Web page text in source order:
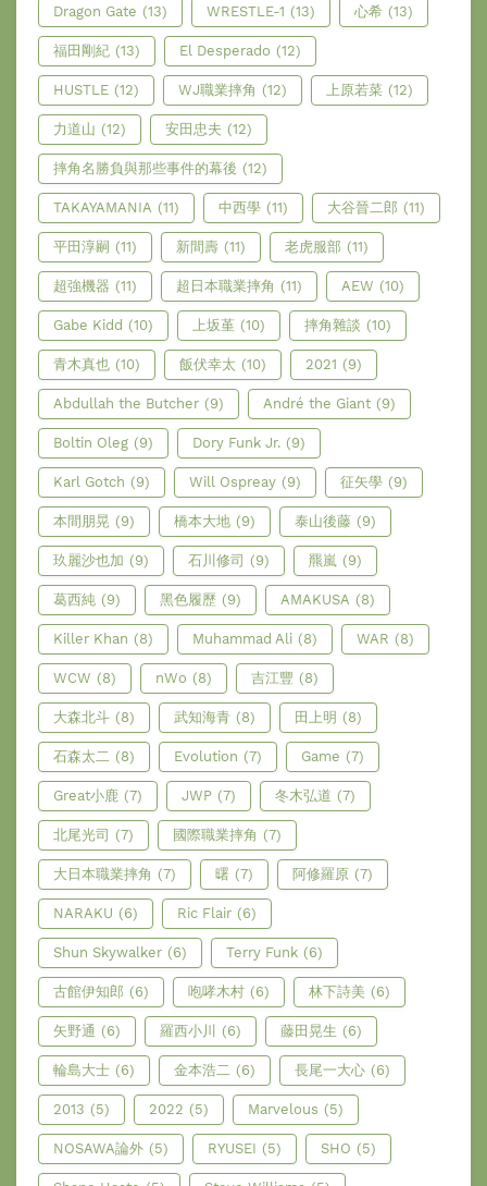
Dragon Gate (13) WRESTLE-1 (13) 心希 (13)
福田剛紀 (13) El Desperado (12)
HUSTLE (12) WJ職業摔角 (12) 上原若菜 (12)
力道山 (12) 安田忠夫 (12)
摔角名勝負與那些事件的幕後 (12)
TAKAYAMANIA (11) 中西學 (11) 大谷晉二郎 (11)
平田淳嗣 (11) 新間壽 (11) 老虎服部 (11)
超強機器 (11) 超日本職業摔角 (11) AEW (10)
Gabe Kidd (10) 上坂堇 (10) 摔角雜談 (10)
青木真也 (10) 飯伏幸太 (10) 2021 (9)
Abdullah the Butcher (9) André the Giant (9)
Boltin Oleg (9) Dory Funk Jr. (9)
Karl Gotch (9) Will Ospreay (9) 征矢學 (9)
本間朋晃 (9) 橋本大地 (9) 泰山後藤 (9)
玖麗沙也加 (9) 石川修司 (9) 羆嵐 (9)
葛西純 (9) 黑色履歷 (9) AMAKUSA (8)
Killer Khan (8) Muhammad Ali (8) WAR (8)
WCW (8) nWo (8) 吉江豐 (8)
大森北斗 (8) 武知海青 (8) 田上明 (8)
石森太二 (8) Evolution (7) Game (7)
Great小鹿 (7) JWP (7) 冬木弘道 (7)
北尾光司 (7) 國際職業摔角 (7)
大日本職業摔角 (7) 曙 (7) 阿修羅原 (7)
NARAKU (6) Ric Flair (6)
Shun Skywalker (6) Terry Funk (6)
古館伊知郎 (6) 咆哮木村 (6) 林下詩美 (6)
矢野通 (6) 羅西小川 (6) 藤田晃生 (6)
輪島大士 (6) 金本浩二 (6) 長尾一大心 (6)
2013 (5) 2022 (5) Marvelous (5)
NOSAWA論外 (5) RYUSEI (5) SHO (5)